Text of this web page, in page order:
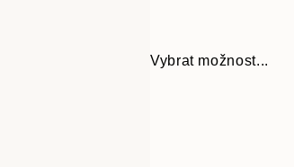
Vybrat možnost...